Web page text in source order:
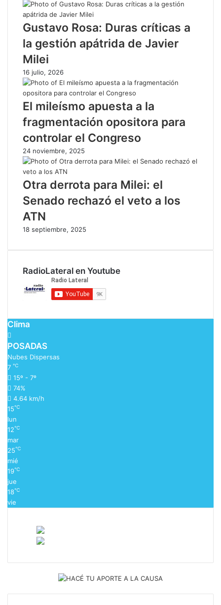
Gustavo Rosa: Duras críticas a
la gestión apátrida de Javier
Milei
16 julio, 2026
El mileísmo apuesta a la
fragmentación opositora para
controlar el Congreso
24 noviembre, 2025
Otra derrota para Milei: el
Senado rechazó el veto a los
ATN
18 septiembre, 2025
RadioLateral en Youtube
Clima
POSADAS
Nubes Dispersas
7 ℃
15º - 7º
74%
4.64 km/h
15℃
lun
12℃
mar
25℃
mié
19℃
jue
18℃
vie